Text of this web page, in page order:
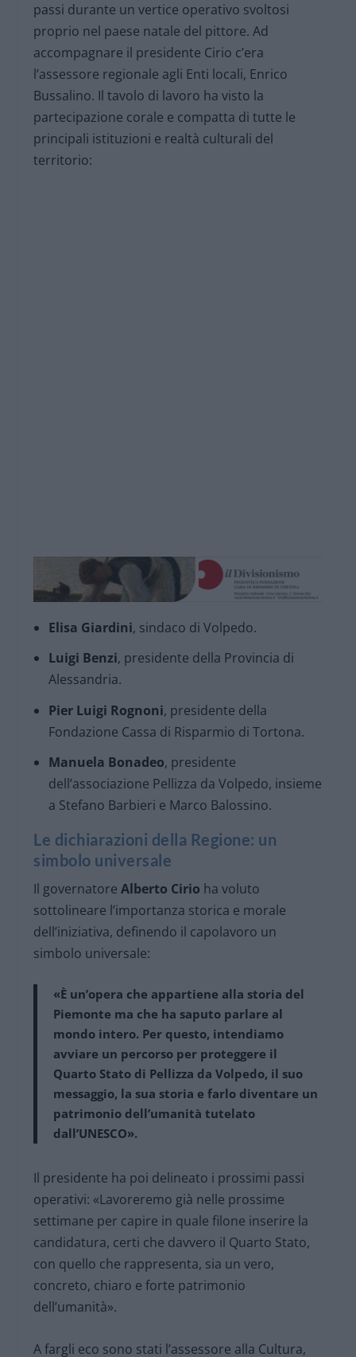
passi durante un vertice operativo svoltosi
proprio nel paese natale del pittore. Ad
accompagnare il presidente Cirio c’era
l’assessore regionale agli Enti locali, Enrico
Bussalino. Il tavolo di lavoro ha visto la
partecipazione corale e compatta di tutte le
principali istituzioni e realtà culturali del
territorio:
Elisa Giardini, sindaco di Volpedo.
Luigi Benzi, presidente della Provincia di
Alessandria.
Pier Luigi Rognoni, presidente della
Fondazione Cassa di Risparmio di Tortona.
Manuela Bonadeo, presidente
dell’associazione Pellizza da Volpedo, insieme
a Stefano Barbieri e Marco Balossino.
Le dichiarazioni della Regione: un
simbolo universale
Il governatoreAlberto Cirio ha voluto
sottolineare l’importanza storica e morale
dell’iniziativa, definendo il capolavoro un
simbolo universale:
«È un’opera che appartiene alla storia del
Piemonte ma che ha saputo parlare al
mondo intero. Per questo, intendiamo
avviare un percorso per proteggere il
Quarto Stato di Pellizza da Volpedo, il suo
messaggio, la sua storia e farlo diventare un
patrimonio dell’umanità tutelato
dall’UNESCO».
Il presidente ha poi delineato i prossimi passi
operativi: «Lavoreremo già nelle prossime
settimane per capire in quale filone inserire la
candidatura, certi che davvero il Quarto Stato,
con quello che rappresenta, sia un vero,
concreto, chiaro e forte patrimonio
dell’umanità».
A fargli eco sono stati l’assessore alla Cultura,